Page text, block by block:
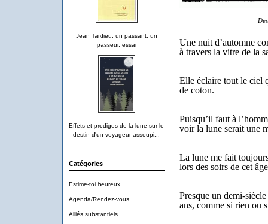
Jean Tardieu, un passant, un
passeur, essai
Effets et prodiges de la lune sur le
destin d'un voyageur assoupi...
Catégories
Estime-toi heureux
Agenda/Rendez-vous
Alliés substantiels
Une nuit d’automne
à travers la vitre de la
Elle éclaire tout le ciel
de coton.
Puisqu’il faut à
voir la lune serait une
La lune me fait
lors des soirs de cet
Presque un demi-
ans, comme si rien ou